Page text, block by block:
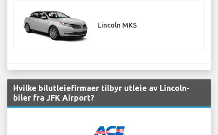
Lincoln MKS
Hvilke bilutleiefirmaer tilbyr utleie av Lincoln-
biler fra JFK Airport?